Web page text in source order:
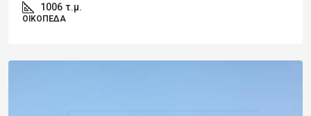
1006 τ.μ.
ΟΙΚΌΠΕΔΑ